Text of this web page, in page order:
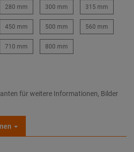
280 mm 300 mm 315 mm
450 mm 500 mm 560 mm
710 mm 800 mm
für weitere Informationen, Bilder